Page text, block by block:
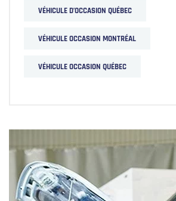
VÉHICULE D’OCCASION QUÉBEC
VÉHICULE OCCASION MONTRÉAL
VÉHICULE OCCASION QUÉBEC